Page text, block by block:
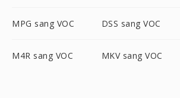
MPG sang VOC DSS sang VOC
M4R sang VOC MKV sang VOC